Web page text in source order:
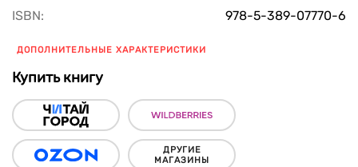
ISBN: 978-5-389-07770-6
ДОПОЛНИТЕЛЬНЫЕ ХАРАКТЕРИСТИКИ
Купить книгу
ДРУГИЕ
МАГАЗИНЫ